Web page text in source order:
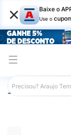
× Baixe o
Use o
Araujo Infantil